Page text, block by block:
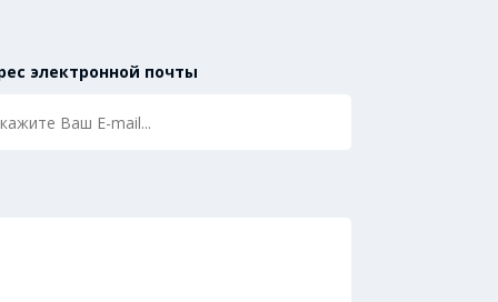
электронной почты